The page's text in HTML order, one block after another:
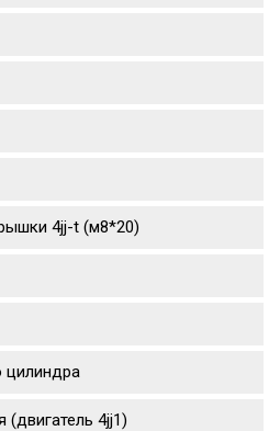
4jj-t (м8*20)
цилиндра
(двигатель 4jj1)